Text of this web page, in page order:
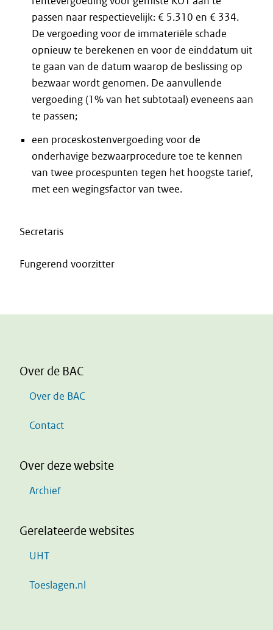
passen naar respectievelijk: € 5.310 en € 334.
De vergoeding voor de immateriële schade
opnieuw te berekenen en voor de einddatum uit
te gaan van de datum waarop de beslissing op
bezwaar wordt genomen. De aanvullende
vergoeding (1% van het subtotaal) eveneens aan
te passen;
een proceskostenvergoeding voor de
onderhavige bezwaarprocedure toe te kennen
van twee procespunten tegen het hoogste tarief,
met een wegingsfactor van twee.
Secretaris
Fungerend voorzitter
Over de BAC
Over de BAC
Contact
Over deze website
Archief
Gerelateerde websites
UHT
Toeslagen.nl